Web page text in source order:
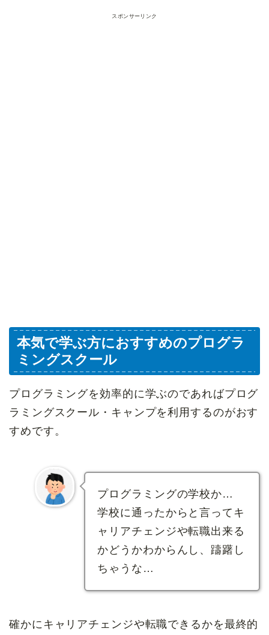
スポンサーリンク
本気で学ぶ方におすすめのプログラ
ミングスクール
プログラミングを効率的に学ぶのであればプログ
ラミングスクール・キャンプを利用するのがおす
すめです。
プログラミングの学校か…
学校に通ったからと言ってキ
ャリアチェンジや転職出来る
かどうかわからんし、躊躇し
ちゃうな…
確かにキャリアチェンジや転職できるかを最終的